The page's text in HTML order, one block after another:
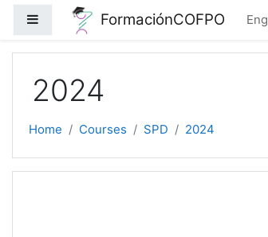
Skip to main content
Side panel FormaciónCOFPO
2024
Home Courses SPD 2024